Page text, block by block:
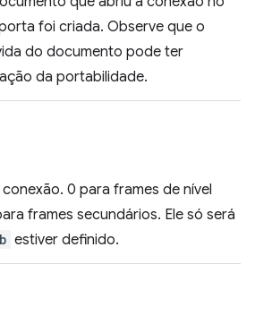
foi criada. Observe que o
do documento pode ter
da portabilidade.
0 para frames de nível
frames secundários. Ele só será
estiver definido.